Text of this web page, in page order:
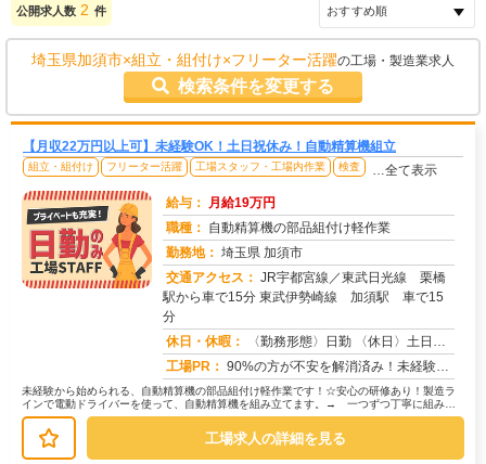
公開求人数 2 件
埼玉県加須市×組立・組付け×フリーター活躍の工場・製造業求人
検索条件を変更する
【月収22万円以上可】未経験OK！土日祝休み！自動精算機組立
組立・組付け フリーター活躍 工場スタッフ・工場内作業 検査 …全て表示
給与： 月給19万円
職種： 自動精算機の部品組付け軽作業
勤務地： 埼玉県 加須市
交通アクセス： JR宇都宮線／東武日光線 栗橋
駅から車で15分 東武伊勢崎線 加須駅 車で15
分
休日・休暇：
〈勤務形態〉日勤 〈休日〉土日祝 ★ＧＷ ★夏季休暇 ★冬季休暇 ★年末年始
工場PR： 90%の方が不安を解消済み！未経験でも安心の環境です。☆赴任費は会社が支給！☆初期費用0円！敷金礼金、鍵交換代、仲...
未経験から始められる、自動精算機の部品組付け軽作業です！☆安心の研修あり！製造ラ
インで電動ドライバーを使って、自動精算機を組み立てます。→ 一つずつ丁寧に組み立
てて、隣の人に渡すだけなので、難し...
工場求人の詳細を見る